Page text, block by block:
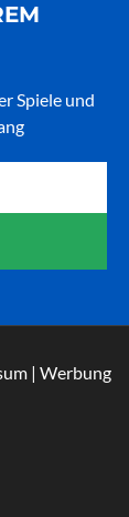
Spiele und
| Werbung